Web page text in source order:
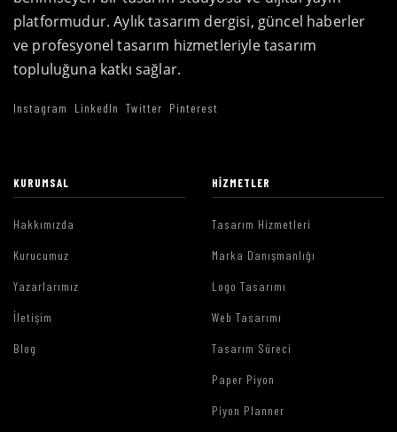
platformudur. Aylık tasarım dergisi, güncel haberler
ve profesyonel tasarım hizmetleriyle tasarım
topluluğuna katkı sağlar.
Instagram LinkedIn Twitter Pinterest
KURUMSAL
Hakkımızda
Kurucumuz
Yazarlarımız
İletişim
Blog
HIZMETLER
Tasarım Hizmetleri
Marka Danışmanlığı
Logo Tasarımı
Web Tasarımı
Tasarım Süreci
Paper Piyon
Piyon Planner